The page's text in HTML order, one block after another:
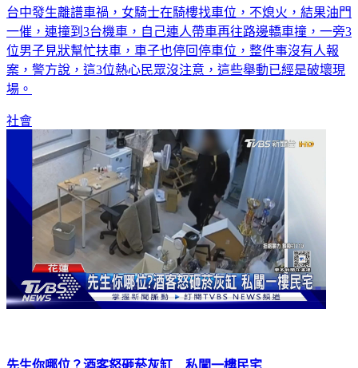
台中發生離譜車禍，女騎士在騎樓找車位，不熄火，結果油門
一催，連撞到3台機車，自己連人帶車再往路邊轎車撞，一旁3
位男子見狀幫忙扶車，車子也停回停車位，整件事沒有人報
案，警方說，這3位熱心民眾沒注意，這些舉動已經是破壞現
場。
社會
先生你哪位？酒客怒砸菸灰缸 私闖一樓民宅